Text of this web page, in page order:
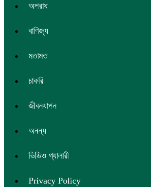
অপরাধ
বাণিজ্য
মতামত
চাকরি
জীবনযাপন
অনন্য
ভিডিও গ্যালারী
Privacy Policy